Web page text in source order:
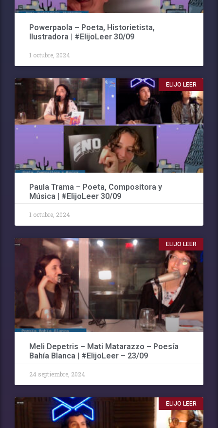
Powerpaola – Poeta, Historietista,
Ilustradora | #ElijoLeer 30/09
1 octubre, 2024
ELIJO LEER
Paula Trama – Poeta, Compositora y
Música | #ElijoLeer 30/09
1 octubre, 2024
ELIJO LEER
Meli Depetris – Mati Matarazzo – Poesía
Bahía Blanca | #ElijoLeer – 23/09
24 septiembre, 2024
ELIJO LEER